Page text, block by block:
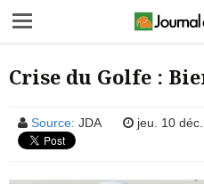
Crise du Golfe :
Source: JDA jeu. 10